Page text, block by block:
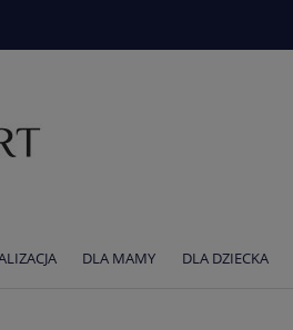
DLA MAMY DLA DZIECKA